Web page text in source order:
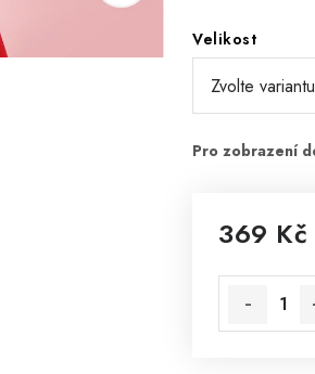
Velikost
369 Kč